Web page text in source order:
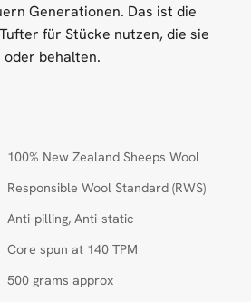
Generationen. Das ist die
für Stücke nutzen, die sie
behalten.
100% New Zealand Sheeps Wool
Responsible Wool Standard (RWS)
Anti-pilling, Anti-static
Core spun at 140 TPM
500 grams approx